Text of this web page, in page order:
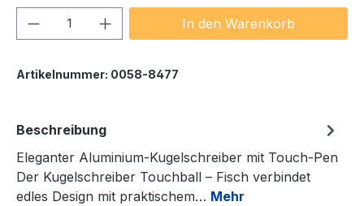
Produkt Anzahl: Gib denIn den Warenkorb
Artikelnummer: 0058-8477
Beschreibung
Eleganter Aluminium-Kugelschreiber mit Touch-Pen
Der Kugelschreiber Touchball – Fisch verbindet
edles Design mit praktischem… Mehr